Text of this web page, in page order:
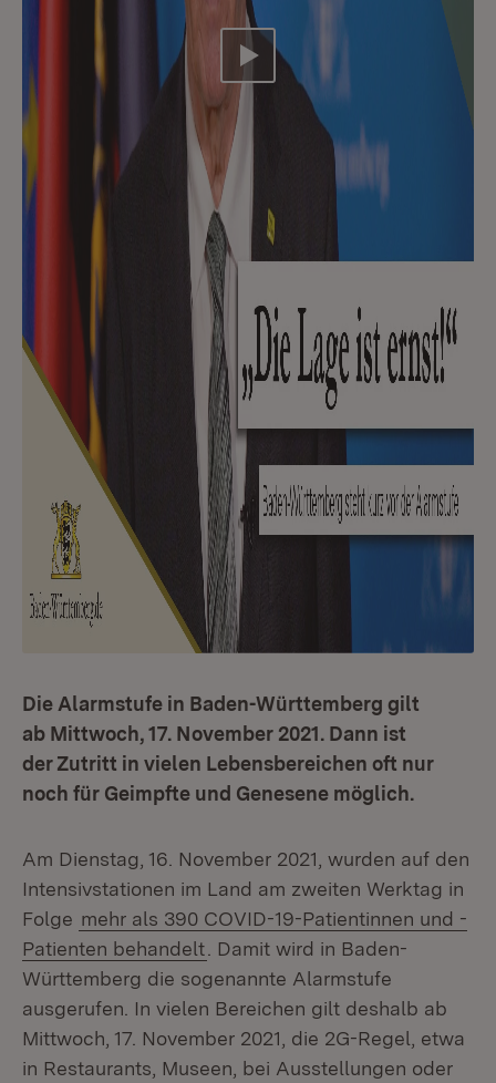
Video abspielen
Die Alarmstufe in Baden-Württemberg gilt
ab Mittwoch, 17. November 2021. Dann ist
der Zutritt in vielen Lebensbereichen oft nur
noch für Geimpfte und Genesene möglich.
Am Dienstag, 16. November 2021, wurden auf den
Intensivstationen im Land am zweiten Werktag in
Folge mehr als 390 COVID-19-Patientinnen und -
Patienten behandelt . Damit wird in Baden-
Württemberg die sogenannte Alarmstufe
ausgerufen. In vielen Bereichen gilt deshalb ab
Mittwoch, 17. November 2021, die 2G-Regel, etwa
in Restaurants, Museen, bei Ausstellungen oder